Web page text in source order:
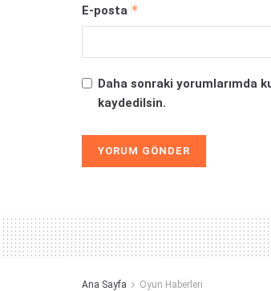
E-posta *
Daha sonraki yorumlarımda
kaydedilsin.
Ana Sayfa Oyun Haberleri